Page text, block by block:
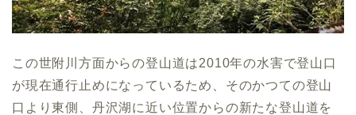
この世附川方面からの登山道は2010年の水害で登山口
が現在通行止めになっているため、そのかつての登山
口より東側、丹沢湖に近い位置からの新たな登山道を